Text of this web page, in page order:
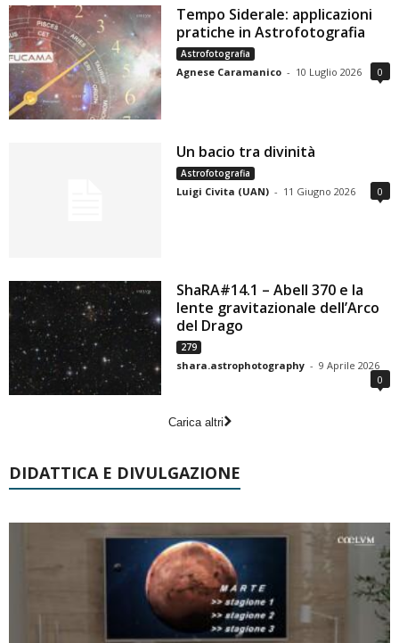
Tempo Siderale: applicazioni
pratiche in Astrofotografia
Astrofotografia
Agnese Caramanico - 10 Luglio 2026 0
Un bacio tra divinità
Astrofotografia
Luigi Civita (UAN) - 11 Giugno 2026 0
ShaRA#14.1 – Abell 370 e la
lente gravitazionale dell’Arco
del Drago
279
shara.astrophotography - 9 Aprile 2026
0
Carica altri
DIDATTICA E DIVULGAZIONE